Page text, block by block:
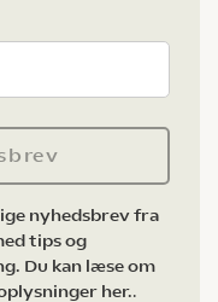
nyhedsbrev fra
tips og
Du kan læse om
her..